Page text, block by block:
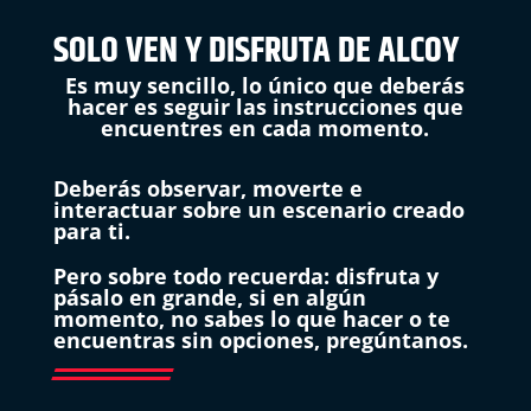
SOLO VEN Y DISFRUTA DE ALCOY
Es muy sencillo, lo único que deberás
hacer es seguir las instrucciones que
encuentres en cada momento.
Deberás observar, moverte e
interactuar sobre un escenario creado
para ti.
Pero sobre todo recuerda: disfruta y
pásalo en grande, si en algún
momento, no sabes lo que hacer o te
encuentras sin opciones, pregúntanos.